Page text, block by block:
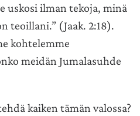
uskosi ilman tekoja, minä
teoillani.” (Jaak. 2:18).
kohtelemme
meidän Jumalasuhde
kaiken tämän valossa?